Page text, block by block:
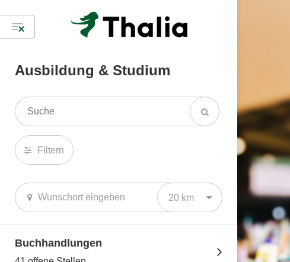
Ausbildung & Studium
Filtern
20 km
Buchhandlungen